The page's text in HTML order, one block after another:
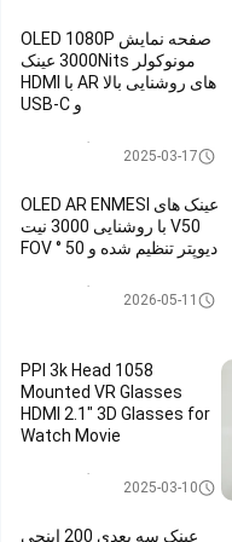
صفحه نمایش OLED 1080P
مونوکولر 3000Nits عینک
های روشنایی بالا AR با HDMI
و USB-C
2025-03-17
عینک های OLED AR ENMESI
V50 با روشنایی 3000 نیت
دیوپتر تنظیم شده و 50 ° FOV
2026-05-11
1058 PPI 3k Head
Mounted VR Glasses
HDMI 2.1" 3D Glasses for
Watch Movie
2025-03-10
عینک سه بعدی 200 اینچی